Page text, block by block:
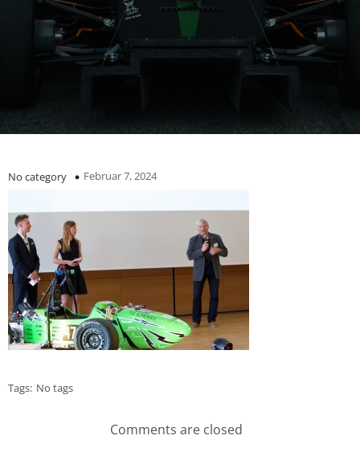
No category Februar 7, 2024
Tags: No tags
Comments are closed